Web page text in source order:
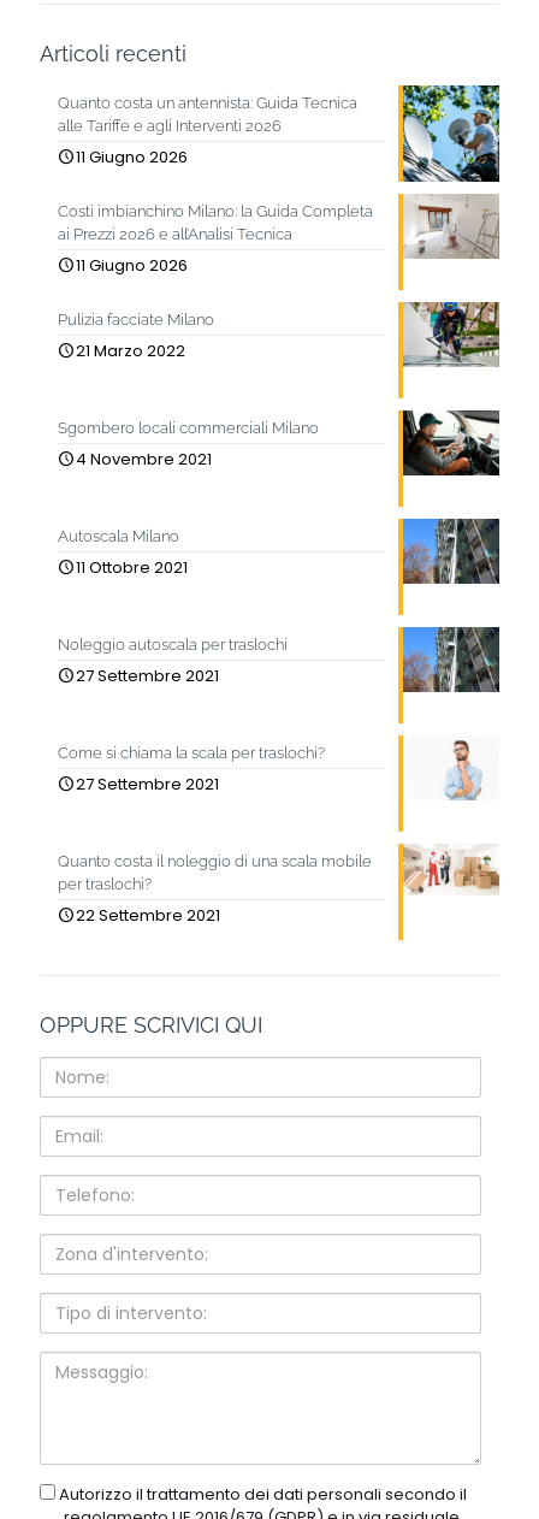
Articoli recenti
Quanto costa un antennista: Guida Tecnica
alle Tariffe e agli Interventi 2026
11 Giugno 2026
Costi imbianchino Milano: la Guida Completa
ai Prezzi 2026 e all’Analisi Tecnica
11 Giugno 2026
Pulizia facciate Milano
21 Marzo 2022
Sgombero locali commerciali Milano
4 Novembre 2021
Autoscala Milano
11 Ottobre 2021
Noleggio autoscala per traslochi
27 Settembre 2021
Come si chiama la scala per traslochi?
27 Settembre 2021
Quanto costa il noleggio di una scala mobile
per traslochi?
22 Settembre 2021
OPPURE SCRIVICI QUI
Nome:
Email:
Telefono:
Zona
d'intervento:
Tipo
intervento:
Messaggio:
gdprAutorizzo il trattamento dei dati personali secondo il